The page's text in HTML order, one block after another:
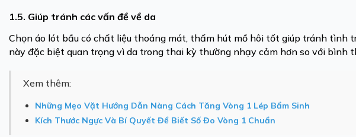
1.5. Giúp tránh các vấn đề về da
Chọn áo lót bầu có chất liệu thoáng mát, thấm hút mồ hôi tốt giúp tránh tình
này đặc biệt quan trọng vì da trong thai kỳ thường nhạy cảm hơn so với bình
Xem thêm:
Những Mẹo Vặt Hướng Dẫn Nàng Cách Tăng Vòng 1 Lép Bẩm Sinh
Kích Thước Ngực Và Bí Quyết Để Biết Số Đo Vòng 1 Chuẩn